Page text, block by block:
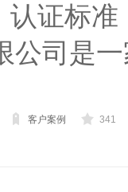
认证标准
公司是
客户案例 341